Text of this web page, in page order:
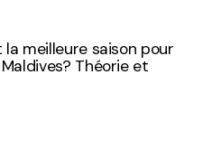
la meilleure saison pour
Théorie et